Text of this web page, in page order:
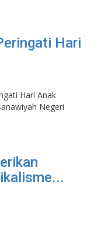
Hari
Hari Anak
Negeri